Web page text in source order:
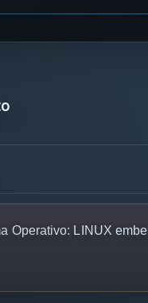
Operativo: LINUX